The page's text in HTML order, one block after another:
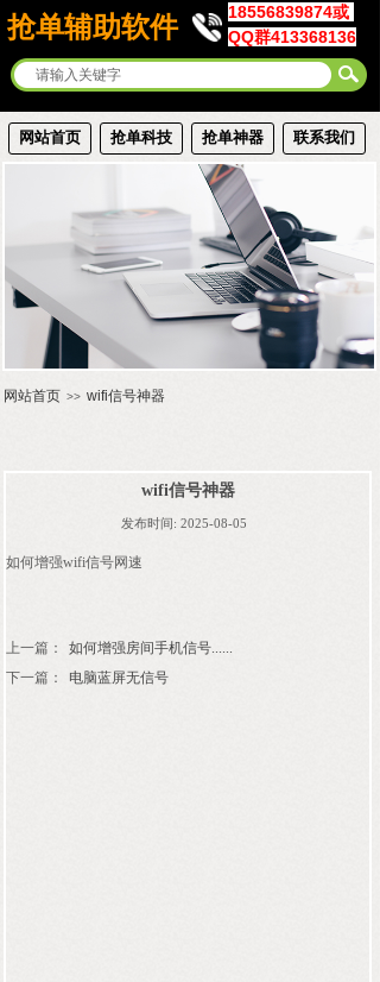
抢单辅助软件
18556839874或
QQ群413368136
网站首页 抢单科技 抢单神器 联系我们
网站首页 >> wifi信号神器
wifi信号神器
发布时间: 2025-08-05
如何增强wifi信号网速
上一篇：
如何增强房间手机信号......
下一篇：
电脑蓝屏无信号